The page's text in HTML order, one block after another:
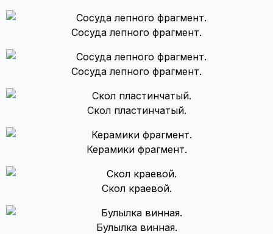
Сосуда лепного фрагмент.
Сосуда лепного фрагмент.
Скол пластинчатый.
Керамики фрагмент.
Скол краевой.
Булылка винная.